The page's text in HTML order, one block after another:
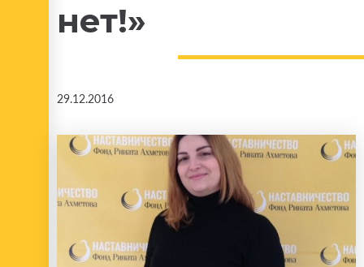
нет!»
29.12.2016